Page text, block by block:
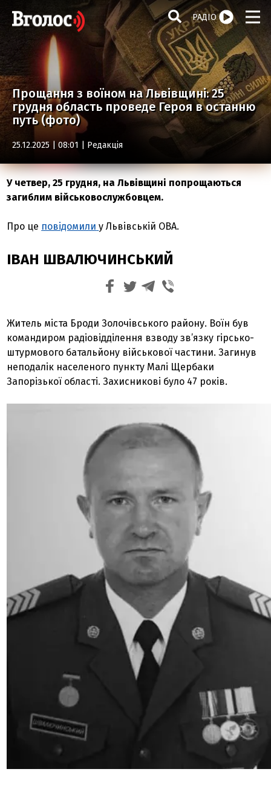
РАДІО
Прощання з воїном на Львівщині: 25
грудня область проведе Героя в останню
путь (фото)
25.12.2025 | 08:01 | Редакція
У четвер, 25 грудня, на Львівщині попрощаються
загиблим військовослужбовцем.
Про це повідомили у Львівській ОВА.
ІВАН ШВАЛЮЧИНСЬКИЙ
Житель міста Броди Золочівського району. Воїн був
командиром радіовідділення взводу зв’язку гірсько-
штурмового батальйону військової частини. Загинув
неподалік населеного пункту Малі Щербаки
Запорізької області. Захисникові було 47 років.